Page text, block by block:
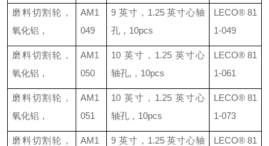
磨料切割轮，
氧化铝，
AM1
049
9 英寸， 1.25英寸心轴
孔， 10pcs
LECO® 81
1-049
磨料切割轮，
氧化铝，
AM1
050
10 英寸， 1.25 英寸心
轴孔, ， 10pcs
LECO® 81
1-061
磨料切割轮，
氧化铝，
AM1
051
10 英寸， 1.25 英寸心
轴孔， 10pcs
LECO® 81
1-073
磨料切割轮，
AM1
9 英寸， 1.25英寸心轴
LECO® 81